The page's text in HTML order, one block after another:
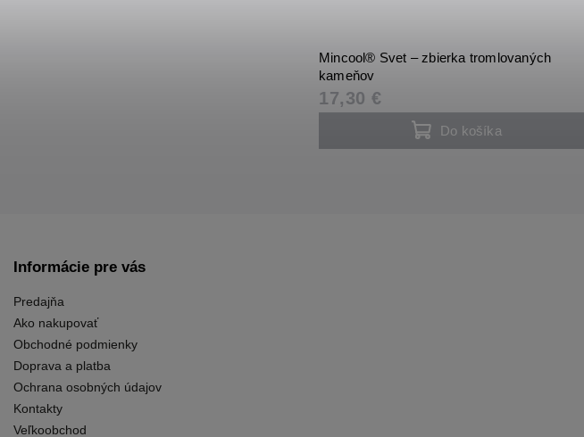
Mincool® Svet – zbierka tromlovaných
kameňov
17,30 €
Do košíka
Informácie pre vás
Predajňa
Ako nakupovať
Obchodné podmienky
Doprava a platba
Ochrana osobných údajov
Kontakty
Veľkoobchod